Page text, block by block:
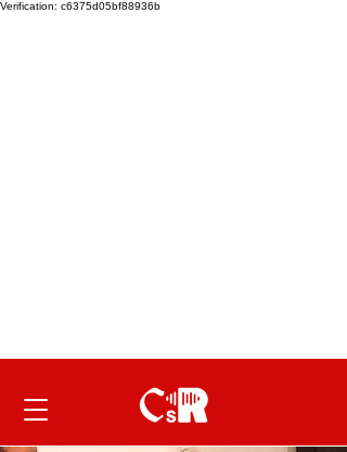
Verification: c6375d05bf88936b